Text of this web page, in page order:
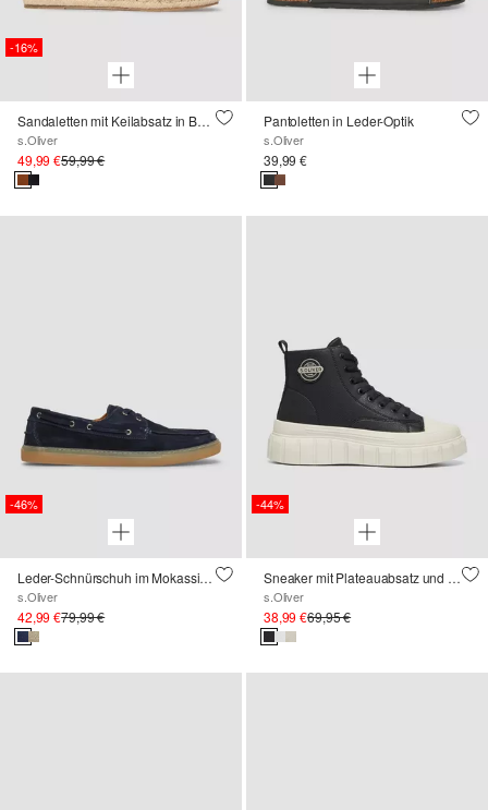
-16%
Sandaletten mit Keilabsatz in Bast-Optik
s.Oliver
49,99 €59,99 €
Pantoletten in Leder-Optik
s.Oliver
39,99 €
-46%
Leder-Schnürschuh im Mokassin-Stil
s.Oliver
42,99 €79,99 €
-44%
Sneaker mit Plateauabsatz und Logo-Patch
s.Oliver
38,99 €69,95 €